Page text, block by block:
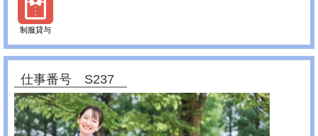
制服貸与
仕事番号 S237